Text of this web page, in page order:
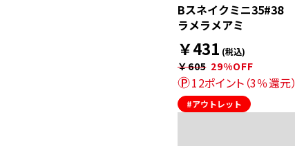
Bスネイクミニ35#38
ラメラメアミ
￥431 (税込)
￥605 29%OFF
12ポイント（3％還元）
#アウトレット